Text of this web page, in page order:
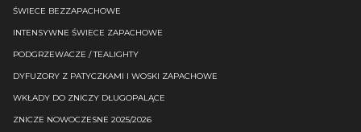
ŚWIECE BEZZAPACHOWE
INTENSYWNE ŚWIECE ZAPACHOWE
PODGRZEWACZE / TEALIGHTY
DYFUZORY Z PATYCZKAMI I WOSKI ZAPACHOWE
WKŁADY DO ZNICZY DŁUGOPALĄCE
ZNICZE NOWOCZESNE 2025/2026